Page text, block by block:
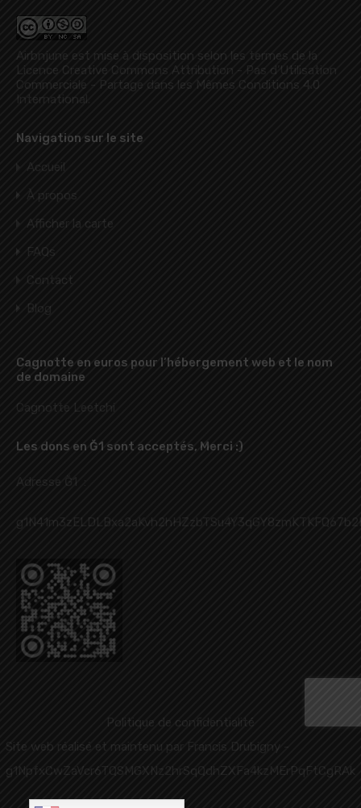
Airbnjune est mise à disposition selon les termes de la
Licence Creative Commons Attribution - Pas d’Utilisation
Commerciale - Partage dans les Mêmes Conditions 4.0
International
Navigation sur le site
Accueil
À propos
Afficher la carte
FAQs
Contact
Blog
Cagnotte en euros pour l’hébergement web et le nom
de domaine
Cagnotte Leetchi
Les dons en Ğ1 sont acceptés, Merci :)
Adresse Ğ1 :
Politique de confidentialité
Site web réalisé et maintenu par
Francis Drubigny -
g1NpfxCwZaVcr6TQSMGXNz2hrSqQdhZXFa4kzMErPqFtCgRAk